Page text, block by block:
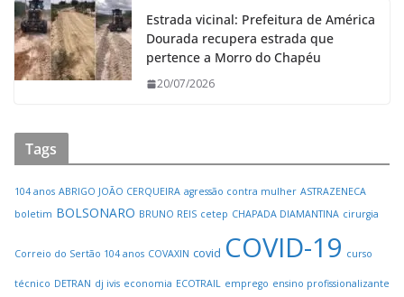
Estrada vicinal: Prefeitura de América
Dourada recupera estrada que
pertence a Morro do Chapéu
20/07/2026
Tags
104 anos ABRIGO JOÃO CERQUEIRA agressão contra mulher ASTRAZENECA
boletim BOLSONARO BRUNO REIS cetep CHAPADA DIAMANTINA cirurgia
Correio do Sertão 104 anos COVAXIN covid COVID-19 curso
técnico DETRAN dj ivis economia ECOTRAIL emprego ensino profissionalizante